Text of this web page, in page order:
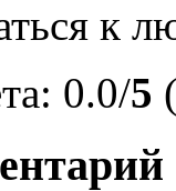
к
0.0/5